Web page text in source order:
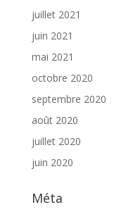
juillet 2021
juin 2021
mai 2021
octobre 2020
septembre 2020
août 2020
juillet 2020
juin 2020
Méta